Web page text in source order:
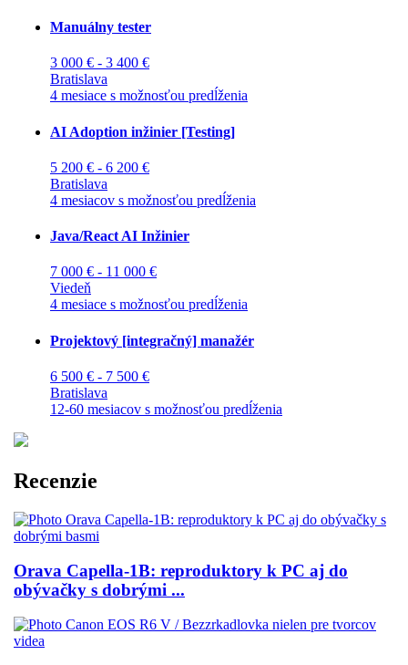
Manuálny tester
3 000 € - 3 400 €
Bratislava
4 mesiace s možnosťou predĺženia
AI Adoption inžinier [Testing]
5 200 € - 6 200 €
Bratislava
4 mesiacov s možnosťou predĺženia
Java/React AI Inžinier
7 000 € - 11 000 €
Viedeň
4 mesiace s možnosťou predĺženia
Projektový [integračný] manažér
6 500 € - 7 500 €
Bratislava
12-60 mesiacov s možnosťou predĺženia
Recenzie
Orava Capella-1B: reproduktory k PC aj do
obývačky s dobrými ...